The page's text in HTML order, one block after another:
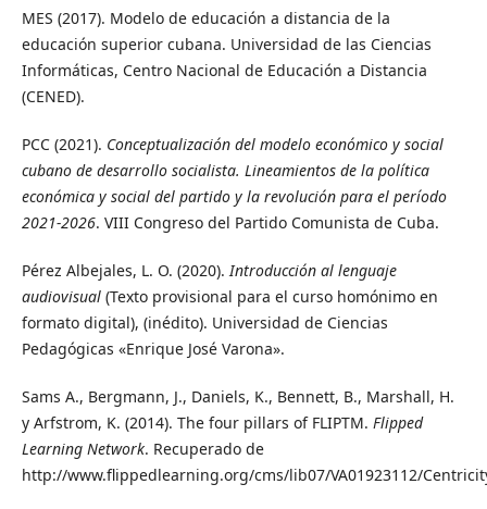
MES (2017). Modelo de educación a distancia de la
educación superior cubana. Universidad de las Ciencias
Informáticas, Centro Nacional de Educación a Distancia
(CENED).
PCC (2021). Conceptualización del modelo económico y social
cubano de desarrollo socialista. Lineamientos de la política
económica y social del partido y la revolución para el período
2021-2026. VIII Congreso del Partido Comunista de Cuba.
Pérez Albejales, L. O. (2020).Introducción al lenguaje
audiovisual(Texto provisional para el curso homónimo en
formato digital), (inédito). Universidad de Ciencias
Pedagógicas «Enrique José Varona».
Sams A., Bergmann, J., Daniels, K., Bennett, B., Marshall, H.
y Arfstrom, K. (2014). The four pillars of FLIPTM. Flipped
Learning Network. Recuperado de
http://www.flippedlearning.org/cms/lib07/VA01923112/